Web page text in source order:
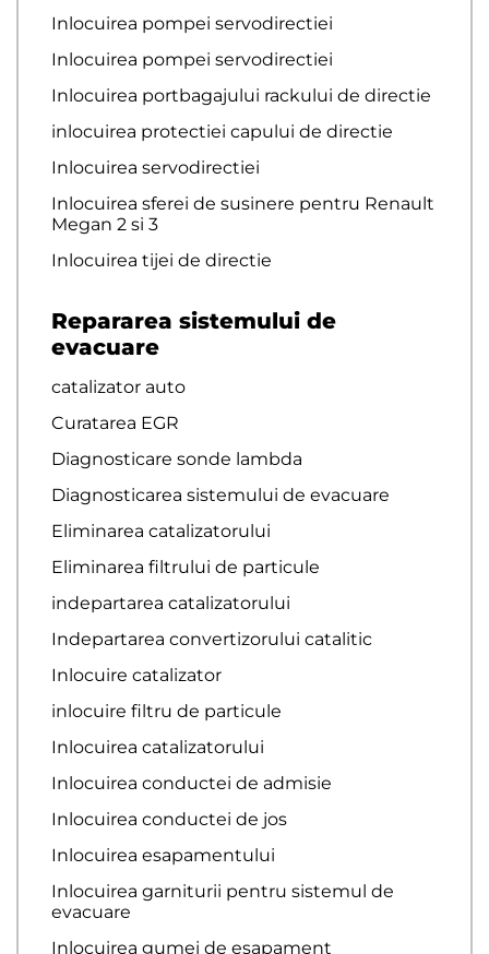
Inlocuirea pompei servodirectiei
Inlocuirea pompei servodirectiei
Inlocuirea portbagajului rackului de directie
inlocuirea protectiei capului de directie
Inlocuirea servodirectiei
Inlocuirea sferei de susinere pentru Renault
Megan 2 si 3
Inlocuirea tijei de directie
Repararea sistemului de
evacuare
catalizator auto
Curatarea EGR
Diagnosticare sonde lambda
Diagnosticarea sistemului de evacuare
Eliminarea catalizatorului
Eliminarea filtrului de particule
indepartarea catalizatorului
Indepartarea convertizorului catalitic
Inlocuire catalizator
inlocuire filtru de particule
Inlocuirea catalizatorului
Inlocuirea conductei de admisie
Inlocuirea conductei de jos
Inlocuirea esapamentului
Inlocuirea garniturii pentru sistemul de
evacuare
Inlocuirea gumei de esapament